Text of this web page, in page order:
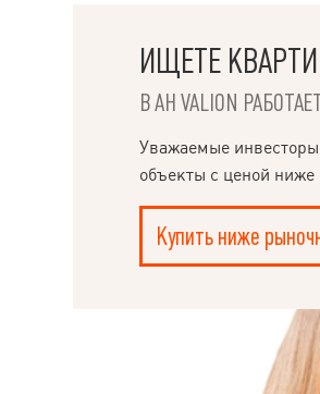
ИЩЕТЕ
В АН VALION
Уважаемые
объекты с ценой ниже
Купить ниже